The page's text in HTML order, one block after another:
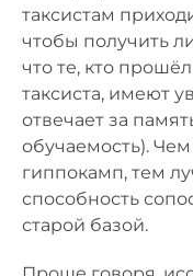
таксистам
чтобы получить
что те, кто
таксиста, имеют
отвечает за
обучаемость).
гиппокамп, тем
способность
старой базой.